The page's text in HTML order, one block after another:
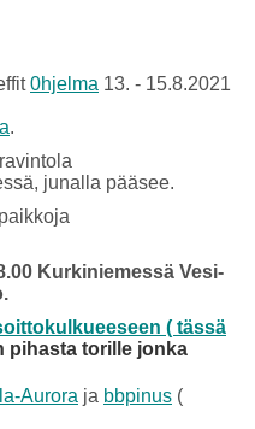
0hjelma 13. - 15.8.2021
.
junalla pääsee.
Kurkiniemessä Vesi-
( tässä
pihasta torille jonka
Aurora ja bbpinus (